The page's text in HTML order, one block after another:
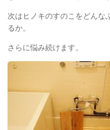
次はヒノキのすのこをどんな
るか。
さらに悩み続けます。